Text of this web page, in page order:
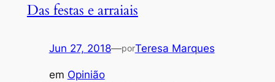
Das festas e arraiais
Jun 27, 2018—porTeresa Marques
em Opinião